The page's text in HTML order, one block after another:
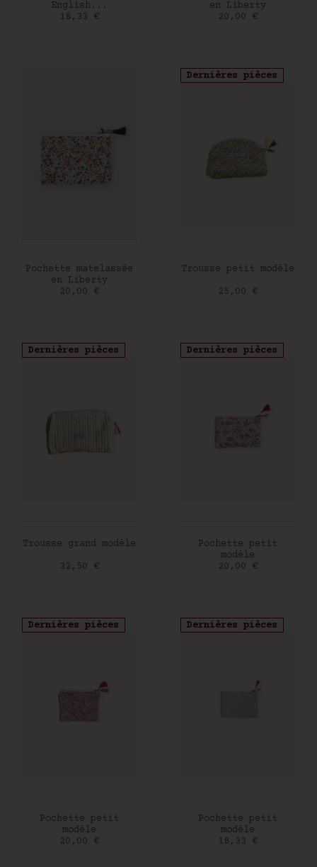
English...
Prix
18,33 €
en Liberty
Prix
20,00 €
AJOUTER AU PANIER
Pochette matelassée
en Liberty
Prix
20,00 €
Dernières pièces
AJOUTER AU PANIER
Trousse petit modèle
Prix
25,00 €
Dernières pièces
AJOUTER AU PANIER
Trousse grand modèle
Prix
32,50 €
Dernières pièces
AJOUTER AU PANIER
Pochette petit
modèle
Prix
20,00 €
Dernières pièces
AJOUTER AU PANIER
Pochette petit
modèle
Prix
20,00 €
Dernières pièces
AJOUTER AU PANIER
Pochette petit
modèle
Prix
18,33 €